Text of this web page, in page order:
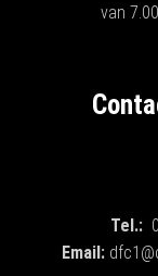
van
Tel.:
Email: